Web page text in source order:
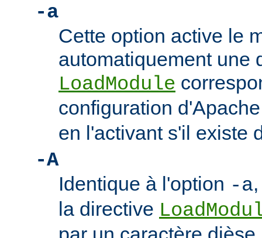
-a
Cette option active le
automatiquement une
LoadModule
configuration
en l'activant s'il existe
-A
Identique à l'option -a
la directive